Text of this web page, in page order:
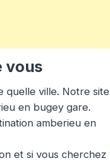
vous
quelle ville. Notre site
en bugey gare.
amberieu en
et si vous cherchez